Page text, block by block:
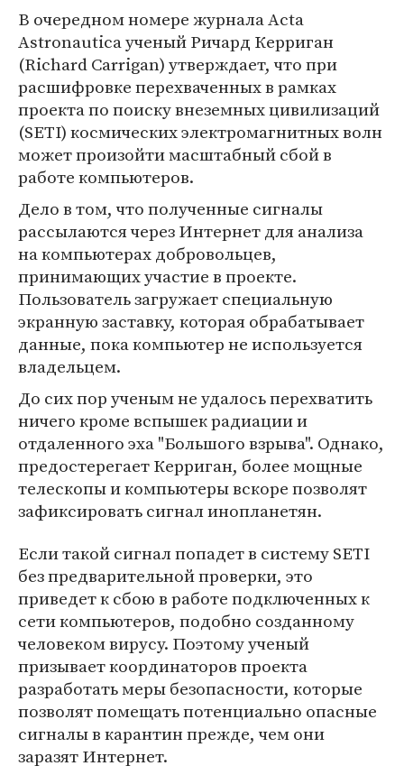
В очередном номере журнала Acta
Astronautica ученый Ричард Керриган
(Richard Carrigan) утверждает, что при
расшифровке перехваченных в рамках
проекта по поиску внеземных цивилизаций
(SETI) космических электромагнитных волн
может произойти масштабный сбой в
работе компьютеров.
Дело в том, что полученные сигналы
рассылаются через Интернет для анализа
на компьютерах добровольцев,
принимающих участие в проекте.
Пользователь загружает специальную
экранную заставку, которая обрабатывает
данные, пока компьютер не используется
владельцем.
До сих пор ученым не удалось перехватить
ничего кроме вспышек радиации и
отдаленного эха "Большого взрыва". Однако,
предостерегает Керриган, более мощные
телескопы и компьютеры вскоре позволят
зафиксировать сигнал инопланетян.
Если такой сигнал попадет в систему SETI
без предварительной проверки, это
приведет к сбою в работе подключенных к
сети компьютеров, подобно созданному
человеком вирусу. Поэтому ученый
призывает координаторов проекта
разработать меры безопасности, которые
позволят помещать потенциально опасные
сигналы в карантин прежде, чем они
заразят Интернет.